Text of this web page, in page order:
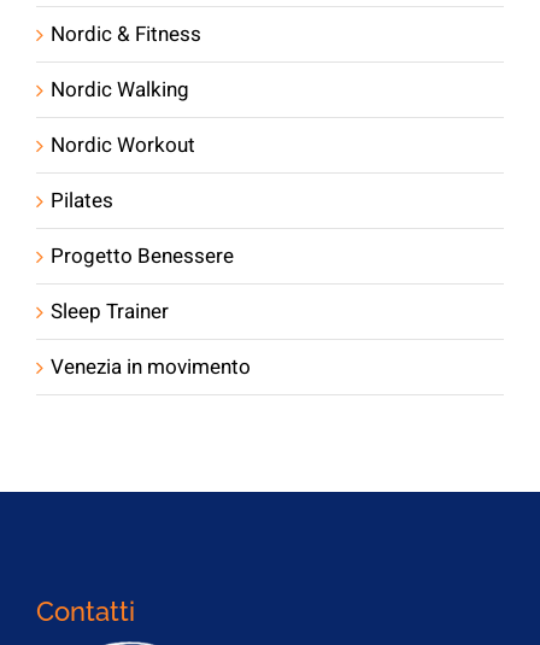
Nordic & Fitness
Nordic Walking
Nordic Workout
Pilates
Progetto Benessere
Sleep Trainer
Venezia in movimento
Contatti